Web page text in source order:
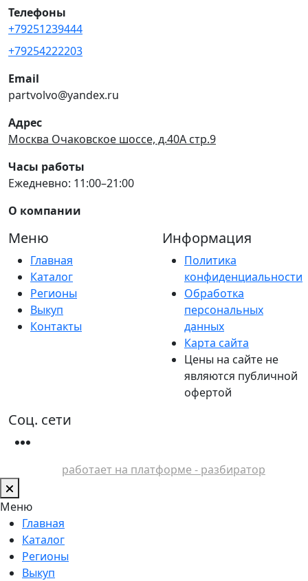
Телефоны
+79251239444
+79254222203
Email
partvolvo@yandex.ru
Адрес
Москва Очаковское шоссе, д.40А стр.9
Часы работы
Ежедневно: 11:00–21:00
О компании
Меню
Главная
Каталог
Регионы
Выкуп
Контакты
Информация
Политика
конфиденциальности
Обработка
персональных
данных
Карта сайта
Цены на сайте не
являются публичной
офертой
Соц. сети
работает на платформе - разбиратор
Меню
Главная
Каталог
Регионы
Выкуп